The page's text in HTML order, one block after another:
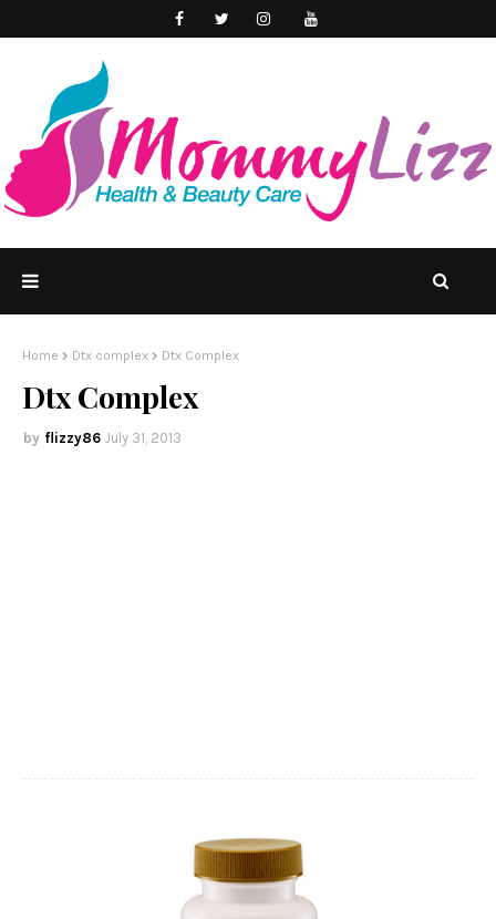
Home Dtx complex Dtx Complex
Dtx Complex
flizzy86 July 31, 2013